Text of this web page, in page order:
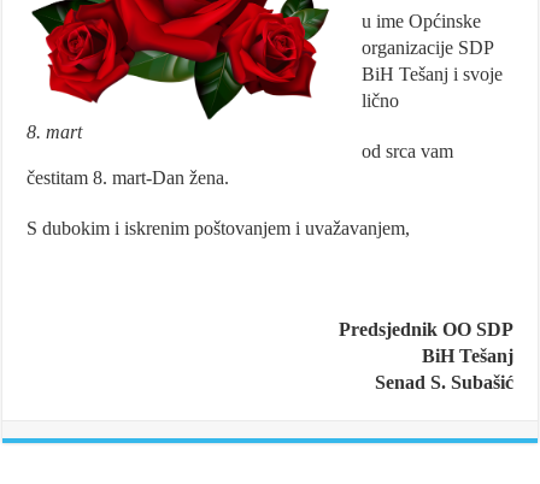
8. mart
u ime Općinske
organizacije SDP
BiH Tešanj i svoje
lično
od srca vam
čestitam 8. mart-Dan žena.
S dubokim i iskrenim poštovanjem i uvažavanjem,
Predsjednik OO SDP
BiH Tešanj
Senad S. Subašić